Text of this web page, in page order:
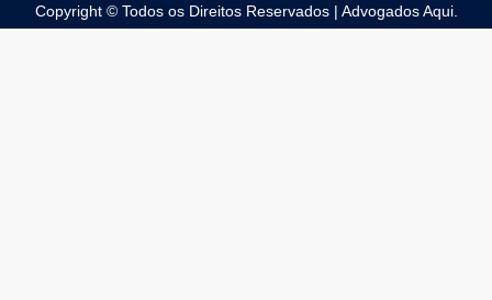
Copyright © Todos os Direitos Reservados | Advogados Aqui.